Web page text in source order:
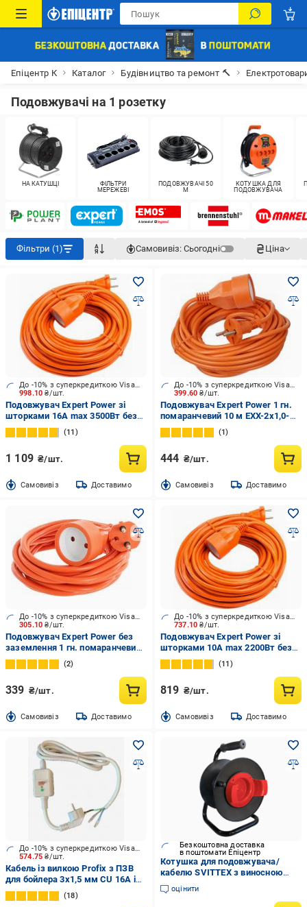
Епіцентр К Каталог Будівництво та ремонт 🔨
Подовжувачі на 1 розетку
НА КАТУШЦІ
ФІЛЬТРИ
МЕРЕЖЕВІ
ПОДОВЖУВАЧІ 50
М
КОТУШКА ДЛЯ
ПОДОВЖУВАЧА
Фільтри (1) Самовивіз: Сьогодні Ціна
998.10₴/шт.
До -10% з суперкредиткою Visa Вигода
Подовжувач Expert Power зі
шторками 16А max 3500Вт без
заземлення 1 гн. помаранчевий
20 м
11
1 109 ₴/шт.
Cамовивіз Доставимо
399.60₴/шт.
До -10% з суперкредиткою Visa Вигода
Подовжувач Expert Power 1 гн.
помаранчевий 10 м EXX-2x1,0-
10m-OR
1
444 ₴/шт.
Cамовивіз Доставимо
305.10₴/шт.
До -10% з суперкредиткою Visa Вигода
Подовжувач Expert Power без
заземлення 1 гн. помаранчевий
5 м EXX-2x1,5-5m-OR
2
339 ₴/шт.
Cамовивіз Доставимо
737.10₴/шт.
До -10% з суперкредиткою Visa Вигода
Подовжувач Expert Power зі
шторками 10А max 2200Вт без
заземлення 1 гн. помаранчевий
20 м
11
819 ₴/шт.
Cамовивіз Доставимо
574.75₴/шт.
До -10% з суперкредиткою Visa Вигода
Кабель із вилкою Profix з ПЗВ
для бойлера 3x1,5 мм CU 16А із
заземленням 1 гн. білий 1,8 м 5-
0330
18
Безкоштовна доставка
в поштомати Епіцентр
Котушка для подовжувача/
кабелю SVITTEX з виносною
розеткою до 50 м (SV-227)
оцінити